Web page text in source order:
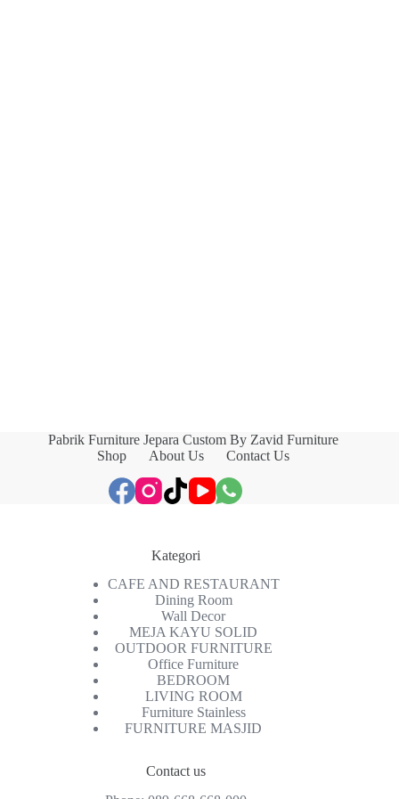
Pabrik Furniture Jepara Custom By Zavid Furniture
Shop
About Us Contact Us
Kategori
CAFE AND RESTAURANT
Dining Room
Wall Decor
MEJA KAYU SOLID
OUTDOOR FURNITURE
Office Furniture
BEDROOM
LIVING ROOM
Furniture Stainless
FURNITURE MASJID
Contact us